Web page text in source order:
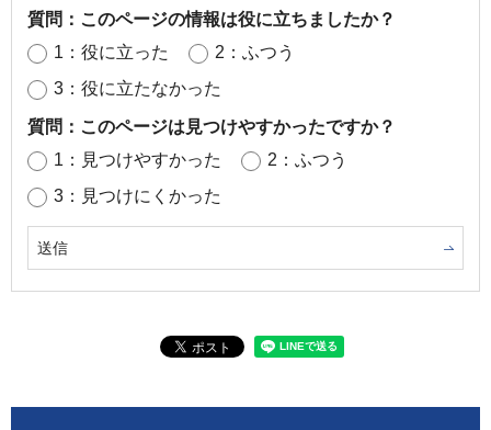
質問：このページの情報は役に立ちましたか？
1：役に立った
2：ふつう
3：役に立たなかった
質問：このページは見つけやすかったですか？
1：見つけやすかった
2：ふつう
3：見つけにくかった